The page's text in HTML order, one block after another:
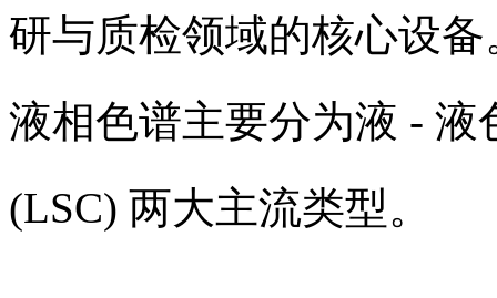
研与质检领域的核心设
液相色谱主要分为液 -
(LSC) 两大主流类型。